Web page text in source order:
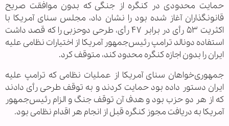
حمایت محدودی در کنگره از جنگی که بدون موافقت صریح
قانونگذاران آغاز شده بود را نشان داد، مجلس سنای آمریکا با
اکثریت ۵۳ رأی در برابر ۴۷ رأی، طرحی دوحزبی را که قصد داشت
استفاده دونالد ترامپ رئیس‌جمهور آمریکا از اختیارات نظامی علیه
ایران را بدون اجازه کنگره محدود کند، متوقف کرد.
جمهوری‌خواهان سنای آمریکا از عملیات نظامی که ترامپ علیه
ایران دستور داده بود حمایت کردند و به توقف طرحی رأی دادند
که از هر دو حزب بود و هدف آن توقف جنگ و الزام رئیس‌جمهور
آمریکا به دریافت مجوز کنگره قبل از انجام هر اقدام نظامی بود.